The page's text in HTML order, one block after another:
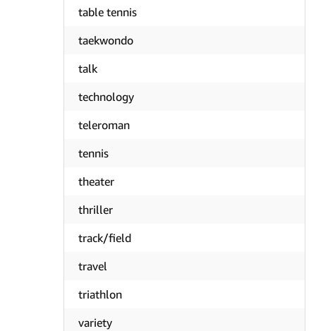
table tennis
taekwondo
talk
technology
teleroman
tennis
theater
thriller
track/field
travel
triathlon
variety